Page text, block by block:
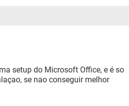
setup do Microsoft Office, e é so
se nao conseguir melhor